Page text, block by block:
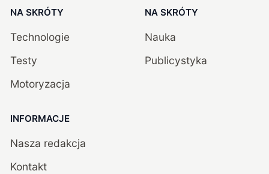
NA SKRÓTY
Technologie
Testy
Motoryzacja
NA SKRÓTY
Nauka
Publicystyka
INFORMACJE
Nasza redakcja
Kontakt